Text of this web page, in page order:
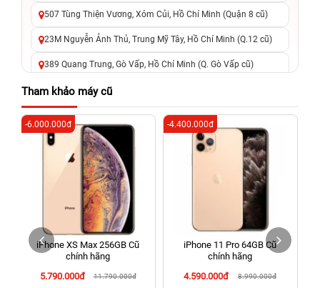
507 Tùng Thiện Vương, Xóm Củi, Hồ Chí Minh (Quận 8 cũ)
23M Nguyễn Ảnh Thủ, Trung Mỹ Tây, Hồ Chí Minh (Q.12 cũ)
389 Quang Trung, Gò Vấp, Hồ Chí Minh (Q. Gò Vấp cũ)
625 - 625A Âu Cơ, Tân Phú, Hồ Chí Minh (Quận Tân Phú cũ)
326 Lê Văn Việt, Tăng Nhơn Phú, Hồ Chí Minh (Q.9 TP. Thủ
Đức cũ)
256 Võ Văn Ngân, Thủ Đức, Hồ Chí Minh (Bình Thọ, TP. Thủ
Đức Cũ)
70 Nguyễn An Ninh, Dĩ An, Hồ Chí Minh (Bình Dương Cũ)
24h Vũng Tàu: 162A Ba Cu, Vũng Tàu, Hồ Chí Minh (TP. Vũng
Tàu cũ)
198 Hoàng Văn Thụ, Tân Sơn Nhất, Hồ Chí Minh (Tân Bình
Tham khảo máy cũ
iPhone XS Max 256GB Cũ
chính hãng
5.790.000đ
11.790.000đ
-6.000.000đ
iPhone 11 Pro 64GB Cũ
chính hãng
4.590.000đ
8.990.000đ
-4.400.000đ